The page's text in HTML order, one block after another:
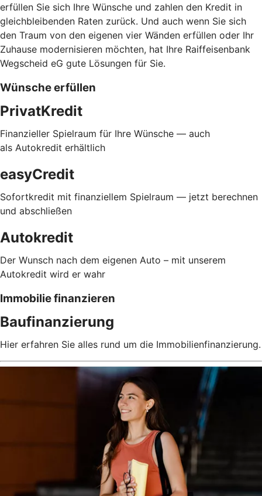
erfüllen Sie sich Ihre Wünsche und zahlen den Kredit in
gleichbleibenden Raten zurück. Und auch wenn Sie sich
den Traum von den eigenen vier Wänden erfüllen oder Ihr
Zuhause modernisieren möchten, hat Ihre Raiffeisenbank
Wegscheid eG gute Lösungen für Sie.
Wünsche erfüllen
PrivatKredit
Finanzieller Spielraum für Ihre Wünsche — auch
als Autokredit erhältlich
easyCredit
Sofortkredit mit finanziellem Spielraum — jetzt berechnen
und abschließen
Autokredit
Der Wunsch nach dem eigenen Auto – mit unserem
Autokredit wird er wahr
Immobilie finanzieren
Baufinanzierung
Hier erfahren Sie alles rund um die Immobilienfinanzierung.